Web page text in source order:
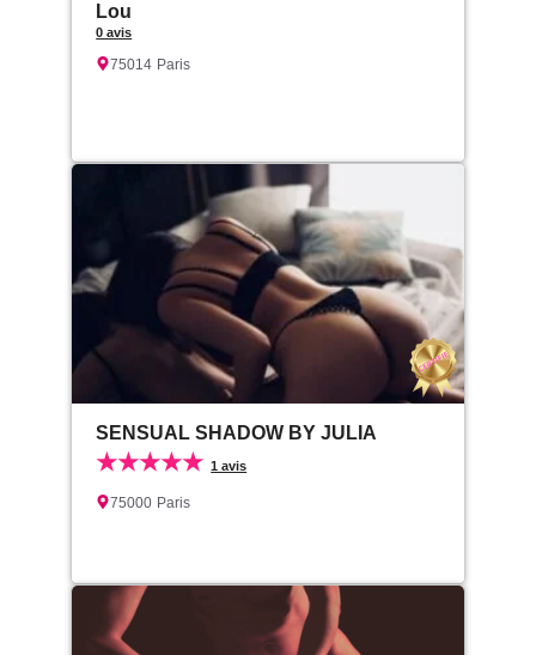
Lou
0 avis
75014 Paris
SENSUAL SHADOW BY JULIA
★★★★★1 avis
75000 Paris